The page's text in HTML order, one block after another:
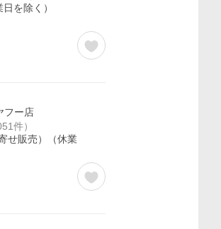
を除く）
フー店
件）
せ販売）（休業